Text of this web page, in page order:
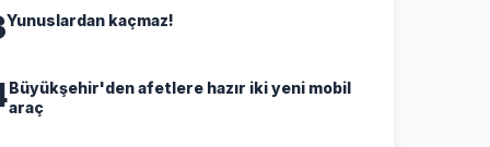
Yunuslardan kaçmaz!
Büyükşehir'den afetlere hazır iki yeni mobil
araç